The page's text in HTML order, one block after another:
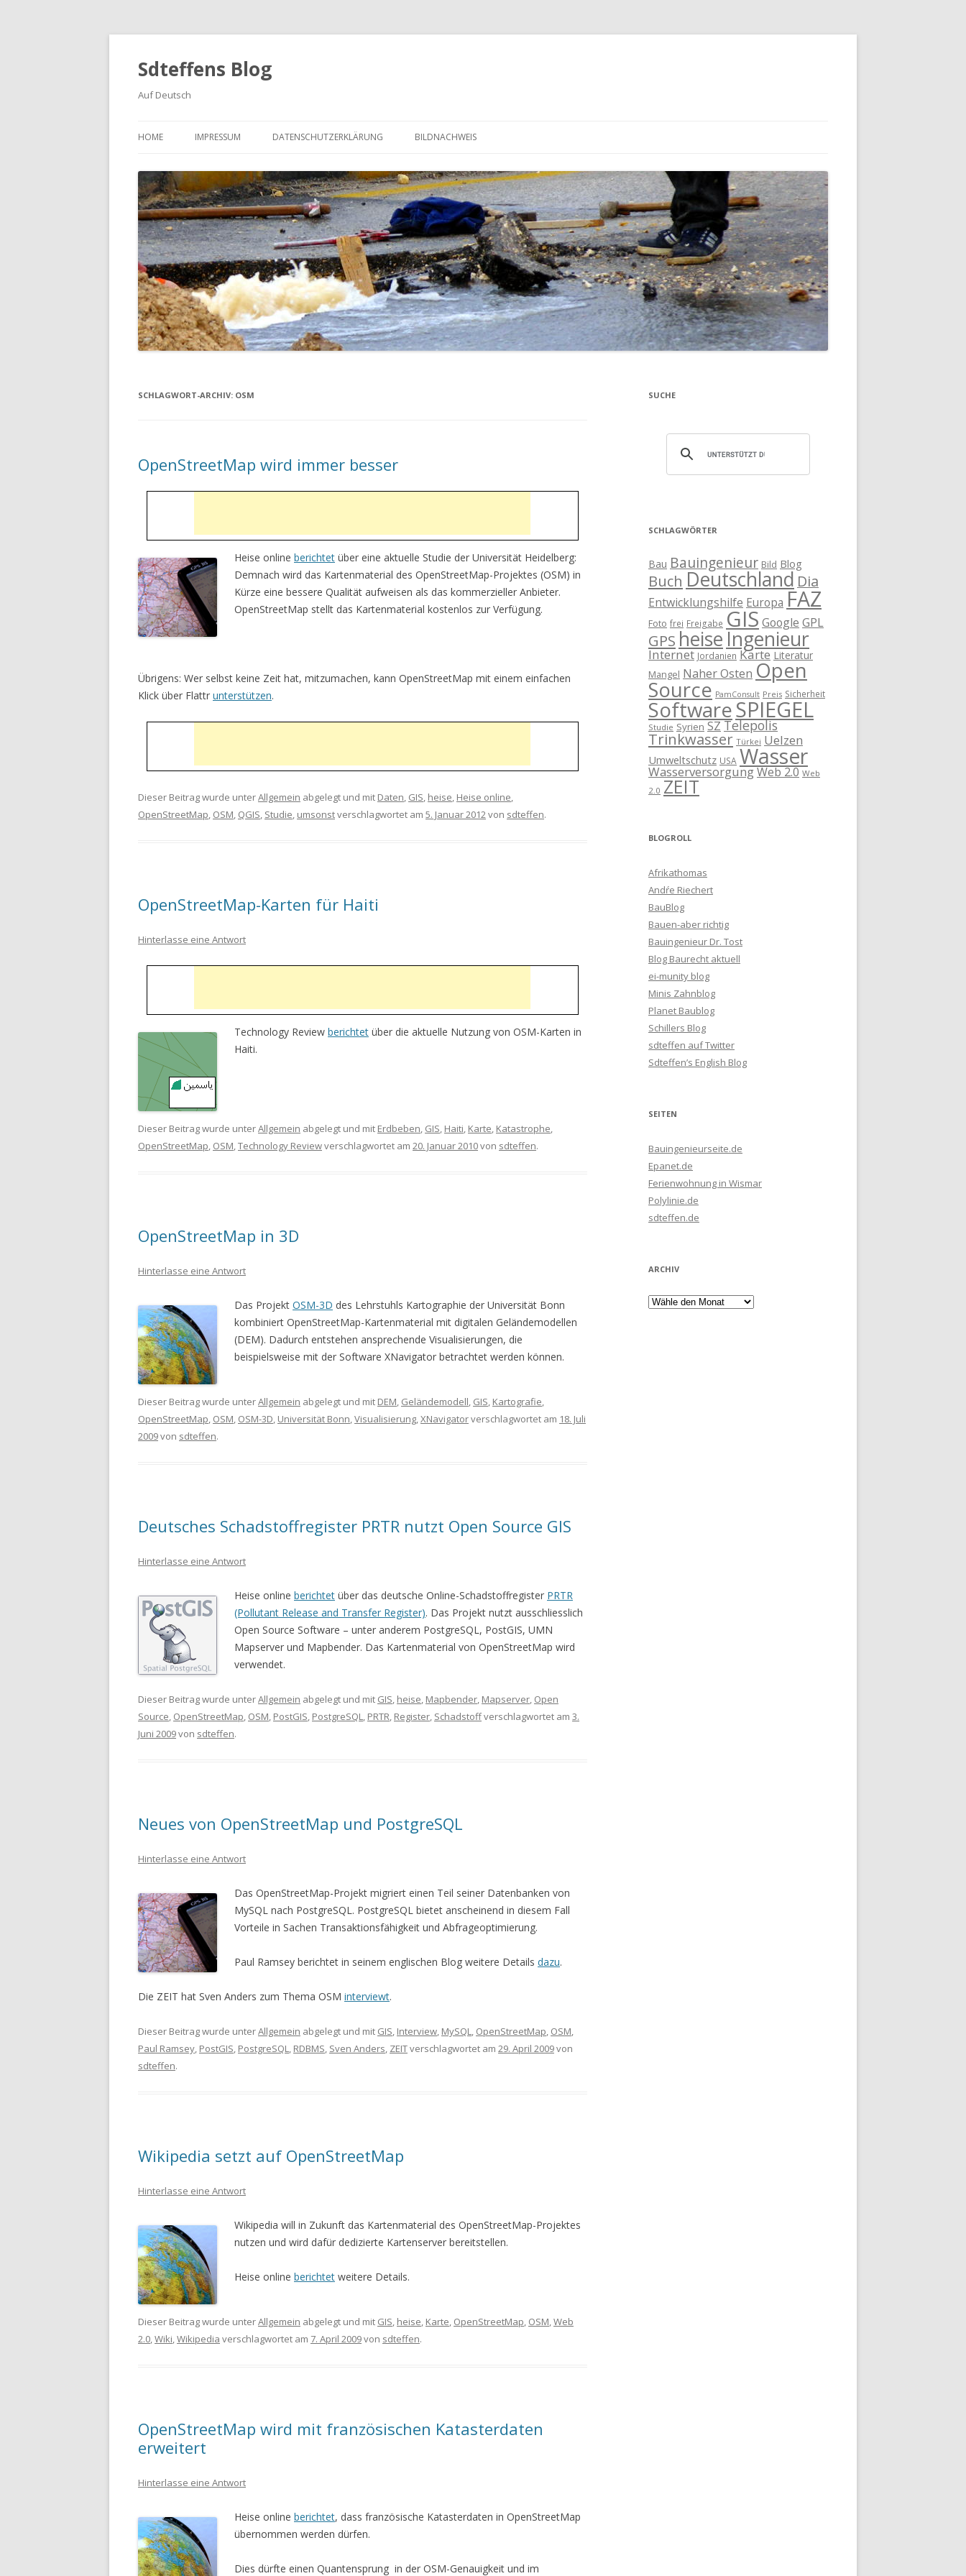
Sdteffens Blog
Auf Deutsch
HOME IMPRESSUM DATENSCHUTZERKLÄRUNG BILDNACHWEIS
SCHLAGWORT-ARCHIV: OSM
OpenStreetMap wird immer besser
Heise online berichtet über eine aktuelle Studie der Universität Heidelberg:
Demnach wird das Kartenmaterial des OpenStreetMap-Projektes (OSM) in
Kürze eine bessere Qualität aufweisen als das kommerzieller Anbieter.
OpenStreetMap stellt das Kartenmaterial kostenlos zur Verfügung.
Übrigens: Wer selbst keine Zeit hat, mitzumachen, kann OpenStreetMap mit einem einfachen
Klick über Flattr unterstützen.
Dieser Beitrag wurde unterAllgemein abgelegt und mit Daten, GIS, heise, Heise online,
OpenStreetMap, OSM, QGIS, Studie, umsonstverschlagwortet am 5. Januar 2012von sdteffen.
OpenStreetMap-Karten für Haiti
Hinterlasse eine Antwort
Technology Review berichtet über die aktuelle Nutzung von OSM-Karten in
Haiti.
Dieser Beitrag wurde unterAllgemein abgelegt und mit Erdbeben, GIS, Haiti, Karte, Katastrophe,
OpenStreetMap, OSM,Technology Reviewverschlagwortet am 20. Januar 2010von sdteffen.
OpenStreetMap in 3D
Hinterlasse eine Antwort
Das Projekt OSM-3D des Lehrstuhls Kartographie der Universität Bonn
kombiniert OpenStreetMap-Kartenmaterial mit digitalen Geländemodellen
(DEM). Dadurch entstehen ansprechende Visualisierungen, die
beispielsweise mit der Software XNavigator betrachtet werden können.
Dieser Beitrag wurde unterAllgemein abgelegt und mit DEM, Geländemodell, GIS, Kartografie,
OpenStreetMap, OSM, OSM-3D, Universität Bonn,Visualisierung,XNavigatorverschlagwortet am 18. Juli
2009von sdteffen.
Deutsches Schadstoffregister PRTR nutzt Open Source GIS
Hinterlasse eine Antwort
Heise online berichtet über das deutsche Online-Schadstoffregister PRTR
(Pollutant Release and Transfer Register). Das Projekt nutzt ausschliesslich
Open Source Software – unter anderem PostgreSQL, PostGIS, UMN
Mapserver und Mapbender. Das Kartenmaterial von OpenStreetMap wird
verwendet.
Dieser Beitrag wurde unterAllgemein abgelegt und mit GIS, heise, Mapbender, Mapserver, Open
Source, OpenStreetMap, OSM, PostGIS, PostgreSQL, PRTR, Register, Schadstoffverschlagwortet am 3.
Juni 2009von sdteffen.
Neues von OpenStreetMap und PostgreSQL
Hinterlasse eine Antwort
Das OpenStreetMap-Projekt migriert einen Teil seiner Datenbanken von
MySQL nach PostgreSQL. PostgreSQL bietet anscheinend in diesem Fall
Vorteile in Sachen Transaktionsfähigkeit und Abfrageoptimierung.
Paul Ramsey berichtet in seinem englischen Blog weitere Details dazu.
Die ZEIT hat Sven Anders zum Thema OSM interviewt.
Dieser Beitrag wurde unterAllgemein abgelegt und mit GIS, Interview, MySQL, OpenStreetMap, OSM,
Paul Ramsey, PostGIS, PostgreSQL, RDBMS, Sven Anders, ZEITverschlagwortet am 29. April 2009von
sdteffen.
Wikipedia setzt auf OpenStreetMap
Hinterlasse eine Antwort
Wikipedia will in Zukunft das Kartenmaterial des OpenStreetMap-Projektes
nutzen und wird dafür dedizierte Kartenserver bereitstellen.
Heise online berichtet weitere Details.
Dieser Beitrag wurde unterAllgemein abgelegt und mit GIS, heise, Karte, OpenStreetMap, OSM,Web
2.0,Wiki,Wikipedia verschlagwortet am 7. April 2009von sdteffen.
OpenStreetMap wird mit französischen Katasterdaten
erweitert
Hinterlasse eine Antwort
Heise online berichtet, dass französische Katasterdaten in OpenStreetMap
übernommen werden dürfen.
Dies dürfte einen Quantensprung in der OSM-Genauigkeit und im
SUCHE
SCHLAGWÖRTER
Bau Bauingenieur Bild Blog
Buch Deutschland Dia
Entwicklungshilfe Europa FAZ
Foto frei Freigabe GIS Google GPL
GPS heise Ingenieur
Internet Jordanien Karte Literatur
Mangel Naher Osten Open
Source PamConsult Preis Sicherheit
SoftwareSPIEGEL
Studie Syrien SZ Telepolis
Trinkwasser Türkei Uelzen
Umweltschutz USA Wasser
WasserversorgungWeb 2.0 Web
2.0 ZEIT
BLOGROLL
Afrikathomas
Andŕe Riechert
BauBlog
Bauen-aber richtig
Bauingenieur Dr. Tost
Blog Baurecht aktuell
ei-munity blog
Minis Zahnblog
Planet Baublog
Schillers Blog
sdteffen auf Twitter
Sdteffen’s English Blog
SEITEN
Bauingenieurseite.de
Epanet.de
Ferienwohnung in Wismar
Polylinie.de
sdteffen.de
ARCHIV